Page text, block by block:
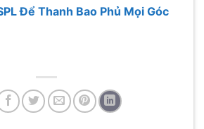
Để Thanh Bao Phủ Mọi Góc